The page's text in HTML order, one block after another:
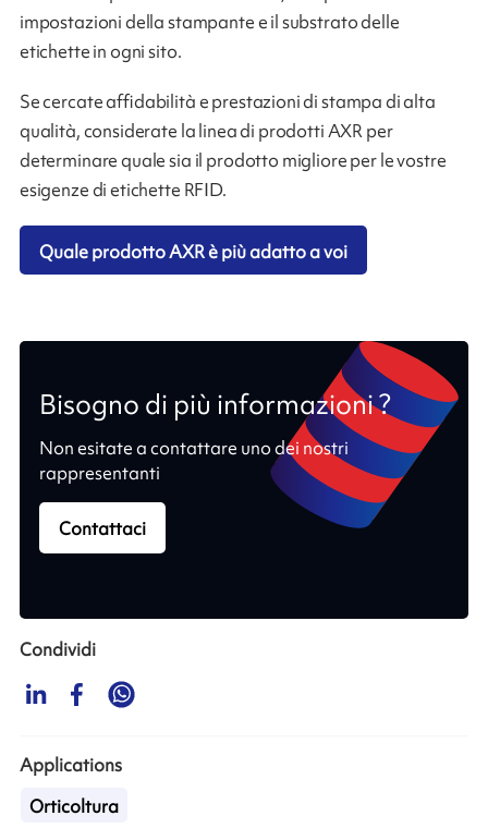
impostazioni della stampante e il substrato delle
etichette in ogni sito.
Se cercate affidabilità e prestazioni di stampa di alta
qualità, considerate la linea di prodotti AXR per
determinare quale sia il prodotto migliore per le vostre
esigenze di etichette RFID.
Quale prodotto AXR è più adatto a voi
Bisogno di più informazioni ?
Non esitate a contattare uno dei nostri
rappresentanti
Contattaci
Condividi
Applications
Orticoltura